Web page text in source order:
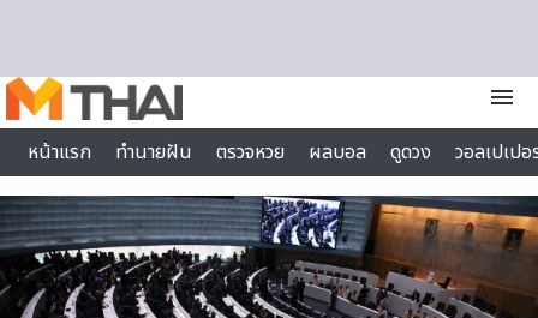
menu
หน้าแรก
ทำนายฝัน ตรวจหวย ผลบอล ดูดวง
วอลเปเป
ไลฟ์สไตล์